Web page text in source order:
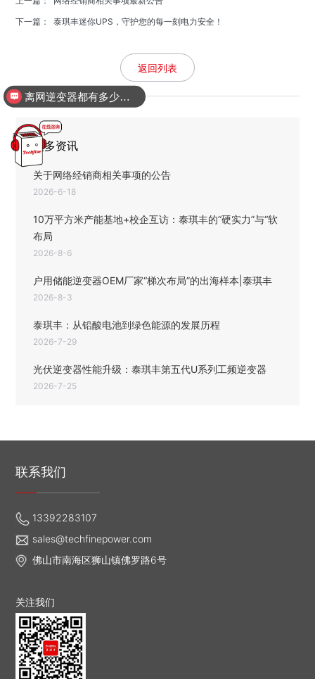
下一篇 ： 泰琪丰迷你UPS，守护您的每一刻电力安全！
返回列表
更多资讯
关于网络经销商相关事项的公告
2026-6-18
10万平方米产能基地+校企互访：泰琪丰的“硬实力”与“软
布局
2026-8-6
户用储能逆变器OEM厂家“梯次布局”的出海样本|泰琪丰
2026-8-3
泰琪丰：从铅酸电池到绿色能源的发展历程
2026-7-29
光伏逆变器性能升级：泰琪丰第五代U系列工频逆变器
2026-7-25
联系我们
13392283107
sales@techfinepower.com
佛山市南海区狮山镇佛罗路6号
关注我们